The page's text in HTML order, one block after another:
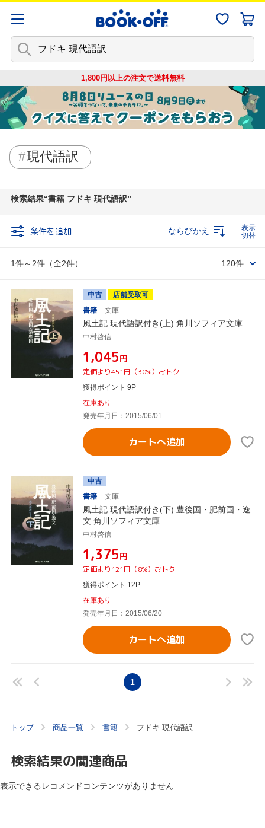
1,800円以上の注文で送料無料
現代語訳
検索結果 書籍 フドキ 現代語訳
条件を追加
1件～2件（全2件）
ならびかえ
120件
中古
店舗受取可
書籍
文庫
風土記 現代語訳付き(上) 角川ソフィア文庫
中村啓信
¥1,045円
定価より451円（30%）おトク
獲得ポイント 9P
在庫あり
発売年月日：2015/06/01
カートへ追加
中古
書籍
文庫
風土記 現代語訳付き(下) 豊後国・肥前国・逸
文 角川ソフィア文庫
中村啓信
¥1,375円
定価より121円（8%）おトク
獲得ポイント 12P
在庫あり
発売年月日：2015/06/20
カートへ追加
1
トップ 商品一覧 書籍 フドキ 現代語訳
検索結果の関連商品
表示できるレコメンドコンテンツがありません